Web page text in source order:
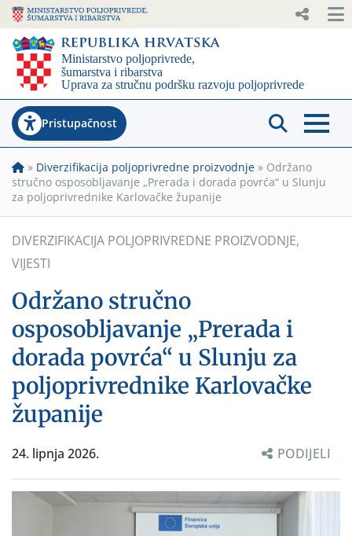
Pristupačnost
» Diverzifikacija poljoprivredne proizvodnje » Održano
stručno osposobljavanje „Prerada i dorada povrća“ u Slunju
za poljoprivrednike Karlovačke županije
DIVERZIFIKACIJA POLJOPRIVREDNE PROIZVODNJE,
VIJESTI
Održano stručno
osposobljavanje „Prerada i
dorada povrća“ u Slunju za
poljoprivrednike Karlovačke
županije
24. lipnja 2026. PODIJELI